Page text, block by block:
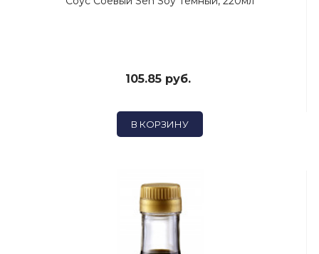
105.85 руб.
В КОРЗИНУ